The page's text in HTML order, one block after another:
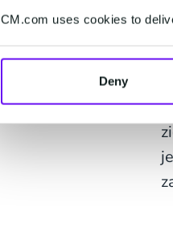
CM.com uses cookies to
Deny